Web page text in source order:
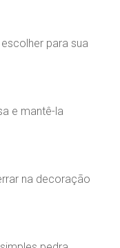
para sua
e mantê-la
na decoração